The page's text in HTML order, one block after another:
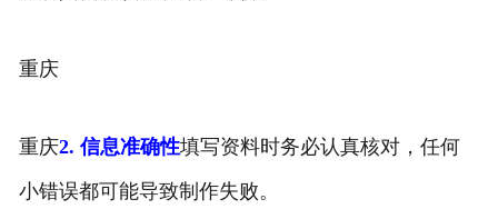
重庆
重庆2. 信息准确性填写资料时务必认真核对，任何
小错误都可能导致制作失败。